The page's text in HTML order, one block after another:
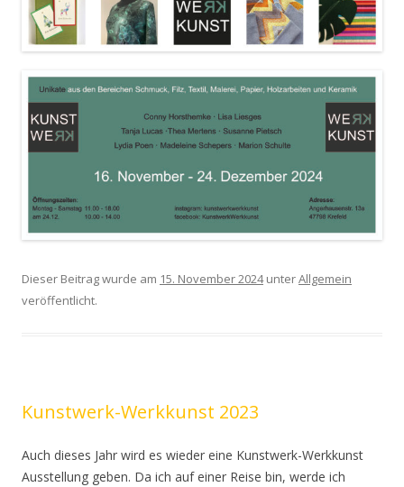
Dieser Beitrag wurde am 15. November 2024unterAllgemein
veröffentlicht.
Kunstwerk-Werkkunst 2023
Auch dieses Jahr wird es wieder eine Kunstwerk-Werkkunst
Ausstellung geben. Da ich auf einer Reise bin, werde ich